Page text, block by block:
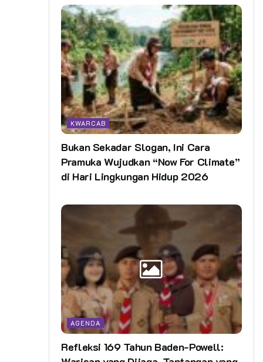
KWARCAB
Bukan Sekadar Slogan, Ini Cara
Pramuka Wujudkan “Now For Climate”
di Hari Lingkungan Hidup 2026
AGENDA
Refleksi 169 Tahun Baden-Powell: